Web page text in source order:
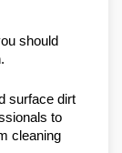
should
surface dirt
to
cleaning